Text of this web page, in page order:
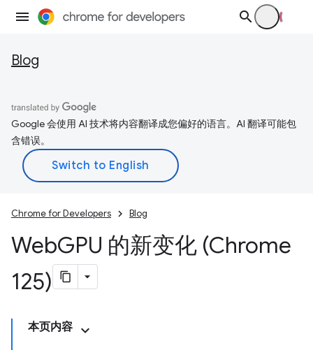
Blog
Google 会使用 AI 技术将内容翻译成您偏好的语言。AI 翻译可能包
含错误。
Chrome for Developers Blog
WebGPU 的新变化 (Chrome
125)
本页内容